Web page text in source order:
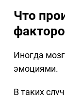
Что
Иногда
эмоциями.
В таких